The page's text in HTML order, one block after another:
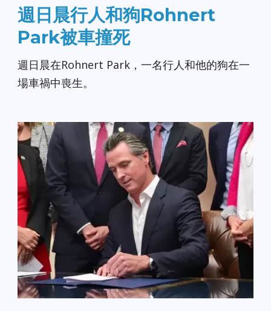
週日晨行人和狗Rohnert
Park被車撞死
週日晨在Rohnert Park，一名行人和他的狗在一
場車禍中喪生。